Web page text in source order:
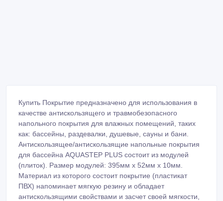
Купить Покрытие предназначено для использования в
качестве антискользящего и травмобезопасного
напольного покрытия для влажных помещений, таких
как: бассейны, раздевалки, душевые, сауны и бани.
Антискользящее/антискользящие напольные покрытия
для бассейна AQUASTEP PLUS состоит из модулей
(плиток). Размер модулей: 395мм х 52мм х 10мм.
Материал из которого состоит покрытие (пластикат
ПВХ) напоминает мягкую резину и обладает
антискользящими свойствами и засчет своей мягкости,